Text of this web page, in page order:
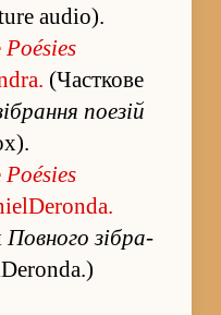
audio).
Poésies
(Часткове
поезій
Poésies
Повного зі­бра­